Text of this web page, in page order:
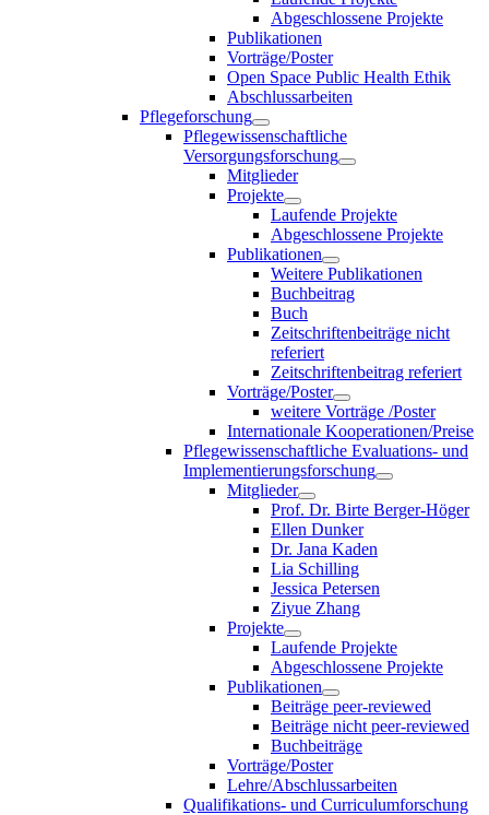
Abgeschlossene Projekte
Publikationen
Vorträge/Poster
Open Space Public Health Ethik
Abschlussarbeiten
Pflegeforschung
Pflegewissenschaftliche
Versorgungsforschung
Mitglieder
Projekte
Laufende Projekte
Abgeschlossene Projekte
Publikationen
Weitere Publikationen
Buchbeitrag
Buch
Zeitschriftenbeiträge nicht
referiert
Zeitschriftenbeitrag referiert
Vorträge/Poster
weitere Vorträge /Poster
Internationale Kooperationen/Preise
Pflegewissenschaftliche Evaluations- und
Implementierungsforschung
Mitglieder
Prof. Dr. Birte Berger-Höger
Ellen Dunker
Dr. Jana Kaden
Lia Schilling
Jessica Petersen
Ziyue Zhang
Projekte
Laufende Projekte
Abgeschlossene Projekte
Publikationen
Beiträge peer-reviewed
Beiträge nicht peer-reviewed
Buchbeiträge
Vorträge/Poster
Lehre/Abschlussarbeiten
Qualifikations- und Curriculumforschung